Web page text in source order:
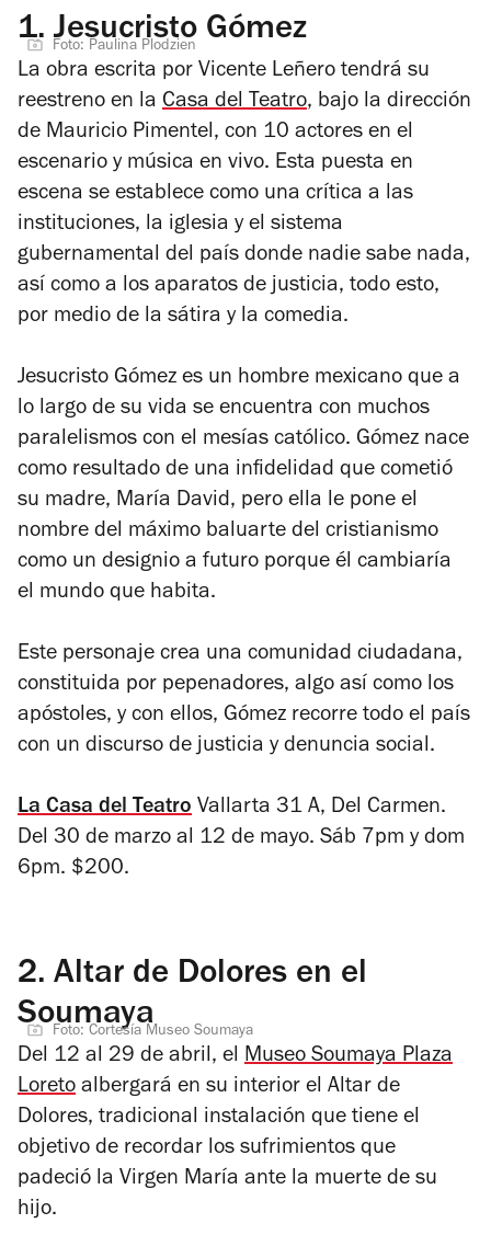
1. Jesucristo Gómez
Foto: Paulina Plodzien
La obra escrita por Vicente Leñero tendrá su
reestreno en la Casa del Teatro, bajo la dirección
de Mauricio Pimentel, con 10 actores en el
escenario y música en vivo. Esta puesta en
escena se establece como una crítica a las
instituciones, la iglesia y el sistema
gubernamental del país donde nadie sabe nada,
así como a los aparatos de justicia, todo esto,
por medio de la sátira y la comedia.
Jesucristo Gómez es un hombre mexicano que a
lo largo de su vida se encuentra con muchos
paralelismos con el mesías católico. Gómez nace
como resultado de una infidelidad que cometió
su madre, María David, pero ella le pone el
nombre del máximo baluarte del cristianismo
como un designio a futuro porque él cambiaría
el mundo que habita.
Este personaje crea una comunidad ciudadana,
constituida por pepenadores, algo así como los
apóstoles, y con ellos, Gómez recorre todo el país
con un discurso de justicia y denuncia social.
La Casa del Teatro Vallarta 31 A, Del Carmen.
Del 30 de marzo al 12 de mayo. Sáb 7pm y dom
6pm. $200.
2. Altar de Dolores en el
Soumaya
Foto: Cortesía Museo Soumaya
Del 12 al 29 de abril, el Museo Soumaya Plaza
Loreto albergará en su interior el Altar de
Dolores, tradicional instalación que tiene el
objetivo de recordar los sufrimientos que
padeció la Virgen María ante la muerte de su
hijo.